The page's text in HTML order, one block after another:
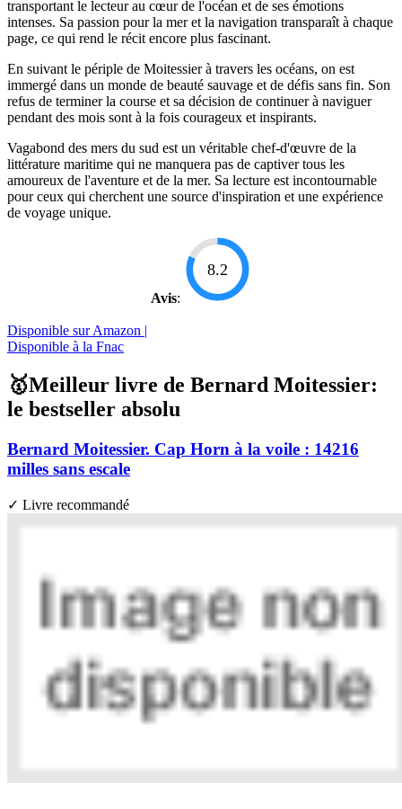
transportant le lecteur au cœur de l'océan et de ses émotions
intenses. Sa passion pour la mer et la navigation transparaît à chaque
page, ce qui rend le récit encore plus fascinant.
En suivant le périple de Moitessier à travers les océans, on est
immergé dans un monde de beauté sauvage et de défis sans fin. Son
refus de terminer la course et sa décision de continuer à naviguer
pendant des mois sont à la fois courageux et inspirants.
Vagabond des mers du sud est un véritable chef-d'œuvre de la
littérature maritime qui ne manquera pas de captiver tous les
amoureux de l'aventure et de la mer. Sa lecture est incontournable
pour ceux qui cherchent une source d'inspiration et une expérience
de voyage unique.
Avis:
8.2
Disponible sur Amazon |
Disponible à la Fnac
🥇Meilleur livre de Bernard Moitessier:
le bestseller absolu
Bernard Moitessier. Cap Horn à la voile : 14216
milles sans escale
✓ Livre recommandé